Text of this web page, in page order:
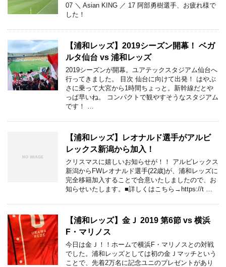
07 ＼ Asian KING ／ 17 阿部勇樹選手、お疲れ様で
した！
【浦和レッズ】2019シーズン開幕！ ベガ
ルタ仙台 vs 浦和レッズ
2019シーズンが開幕。ユアテックスタジアム仙台へ
行ってきました。 目次 仙台に向けて出発！ はやぶ
さに乗って大宮から1時間ちょっと。新幹線だとや
っぱ早いね。 コンパクトで観やすそうなスタジアム
です！ …
【浦和レッズ】レオナルド選手がアルビ
レックス新潟から加入！
クリスマスに嬉しいお知らせが！！ アルビレックス
新潟からFWレオナルド選手(22歳)が、浦和レッズに
完全移籍加入することで合意いたしましたので、お
知らせいたします。■詳しくはこちら→https://t …
【浦和レッズ】金Ｊ 2019 第6節 vs 横浜
F・マリノス
今日は金Ｊ！！ホームで横浜F・マリノスとの対戦
でした。浦和レッズとしては初の金Ｊマッチという
ことで、先着2万名に記念ユニのプレゼントがあり